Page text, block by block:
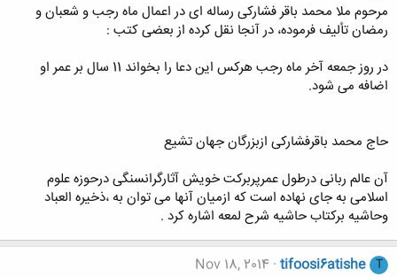
مرحوم ملا محمد باقر فشارکی رساله ای در اعمال ماه رجب و شعبان و
رمضان تألیف فرموده، در آنجا نقل کرده از بعضی کتب :
در روز جمعه آخر ماه رجب هرکس این دعا را بخواند 11 سال بر عمر او
اضافه می شود.
حاج محمد باقرفشارکی ازبزرگان جهان تشیع
آن عالم ربانی درطول عمرپربرکت خویش آثارگرانسنگی درحوزه علوم
اسلامی به جای نهاده است که ازمیان آنها می توان به ،ذخیره العباد
وحاشیه برکتاب حاشیه شرح لمعه اشاره کرد .
T
tifoosi6atishe
Nov 18, 2014